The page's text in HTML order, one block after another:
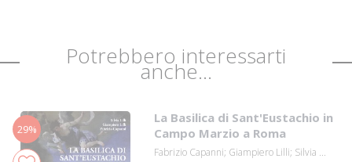
Potrebbero interessarti
anche...
29%
La Basilica di Sant'Eustachio in
Campo Marzio a Roma
Fabrizio Capanni; Giampiero Lilli; Silvia ...